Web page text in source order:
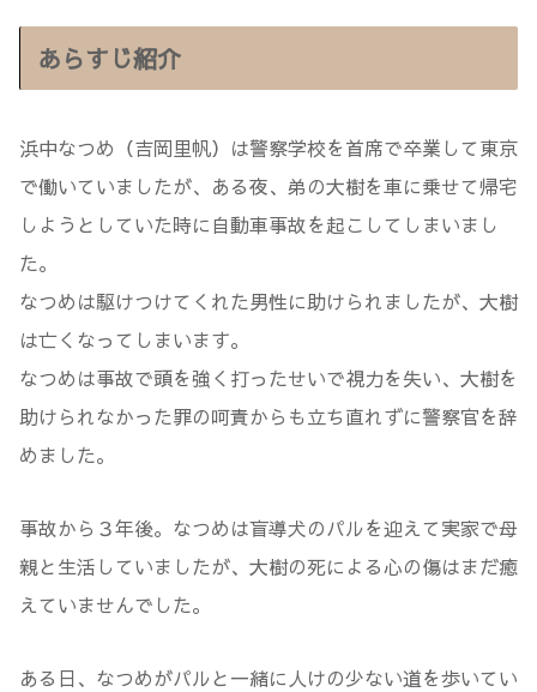
あらすじ紹介
浜中なつめ（吉岡里帆）は警察学校を首席で卒業して東京
で働いていましたが、ある夜、弟の大樹を車に乗せて帰宅
しようとしていた時に自動車事故を起こしてしまいまし
た。
なつめは駆けつけてくれた男性に助けられましたが、大樹
は亡くなってしまいます。
なつめは事故で頭を強く打ったせいで視力を失い、大樹を
助けられなかった罪の呵責からも立ち直れずに警察官を辞
めました。
事故から３年後。なつめは盲導犬のパルを迎えて実家で母
親と生活していましたが、大樹の死による心の傷はまだ癒
えていませんでした。
ある日、なつめがパルと一緒に人けの少ない道を歩いてい